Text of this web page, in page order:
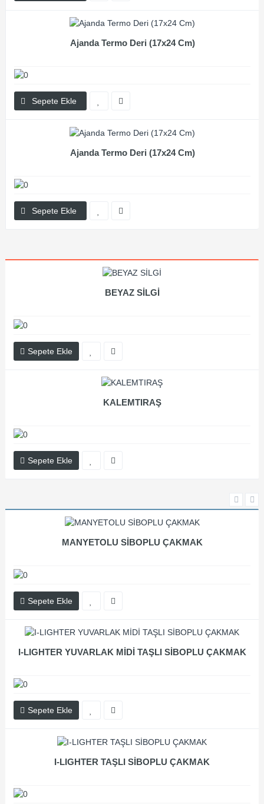
Ajanda Termo Deri (17x24 Cm)
Sepete Ekle
Ajanda Termo Deri (17x24 Cm)
Sepete Ekle
BEYAZ SİLGİ
Sepete Ekle
KALEMTIRAŞ
Sepete Ekle
MANYETOLU SİBOPLU ÇAKMAK
Sepete Ekle
I-LIGHTER YUVARLAK MİDİ TAŞLI SİBOPLU ÇAKMAK
Sepete Ekle
I-LIGHTER TAŞLI SİBOPLU ÇAKMAK